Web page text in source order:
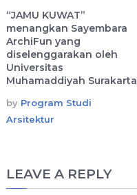
“JAMU KUWAT”
menangkan Sayembara
ArchiFun yang
diselenggarakan oleh
Universitas
Muhamaddiyah Surakarta
by Program Studi
Arsitektur
LEAVE A REPLY